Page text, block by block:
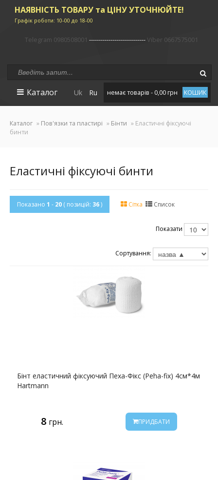
НАЯВНІСТЬ ТОВАРУ та ЦІНУ УТОЧНЮЙТЕ!
Графік роботи: 10-00 до 18-00
Telegram 0980508001 -----------------------------Viber 0667575001
Uk Ru немає товарів - 0,00 грн КОШИК
Каталог
Каталог » Пов'язки та пластирі » Бінти » Еластичні фіксуючі
бинти
Еластичні фіксуючі бинти
Показано 1 - 20 ( позицій: 36) Сітка Список
Показати
Сортування:
Бінт еластичний фіксуючий Пеха-Фікс (Peha-fix) 4см*4м
Hartmann
8 грн. ПРИДБАТИ